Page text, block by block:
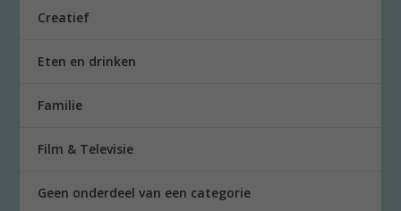
Creatief
Eten en drinken
Familie
Film & Televisie
Geen onderdeel van een categorie